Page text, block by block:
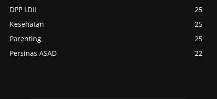
DPP LDII
25
Kesehatan
25
Parenting
25
Persinas ASAD
22